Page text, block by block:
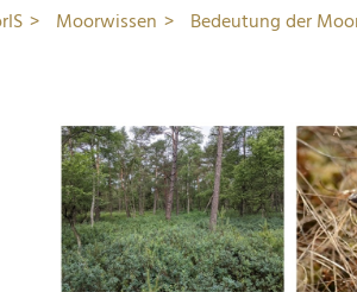
Moorwissen Bedeutung der